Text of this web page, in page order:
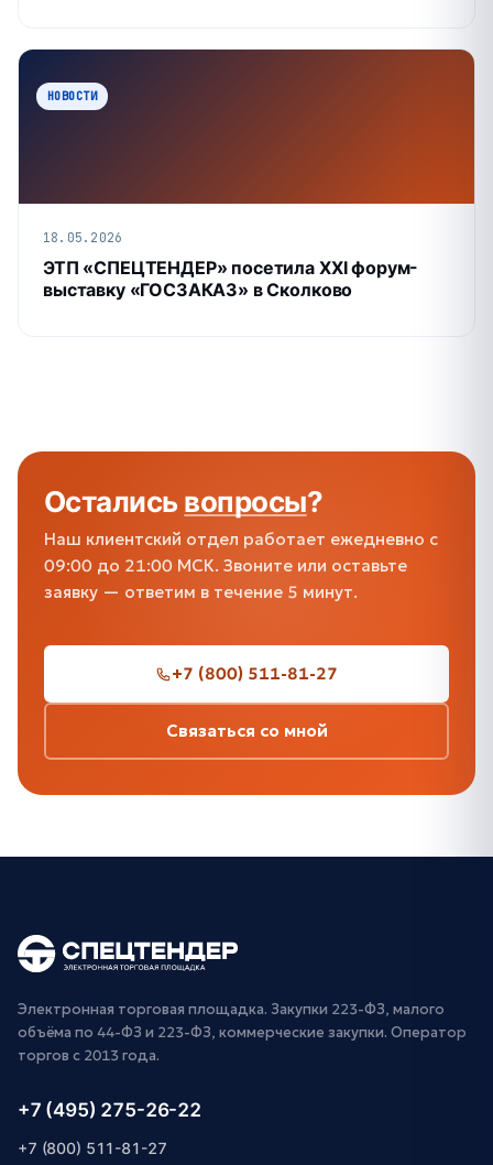
НОВОСТИ
18.05.2026
ЭТП «СПЕЦТЕНДЕР» посетила XXI форум-
выставку «ГОСЗАКАЗ» в Сколково
Осталисьвопросы?
Наш клиентский отдел работает ежедневно с
09:00 до 21:00 МСК. Звоните или оставьте
заявку — ответим в течение 5 минут.
+7 (800) 511-81-27
Связаться со мной
Электронная торговая площадка. Закупки 223-ФЗ, малого
объёма по 44-ФЗ и 223-ФЗ, коммерческие закупки. Оператор
торгов с 2013 года.
+7 (495) 275-26-22
+7 (800) 511-81-27